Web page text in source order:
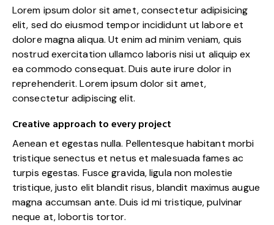
Lorem ipsum dolor sit amet, consectetur adipisicing
elit, sed do eiusmod tempor incididunt ut labore et
dolore magna aliqua. Ut enim ad minim veniam, quis
nostrud exercitation ullamco laboris nisi ut aliquip ex
ea commodo consequat. Duis aute irure dolor in
reprehenderit. Lorem ipsum dolor sit amet,
consectetur adipiscing elit.
Creative approach to every project
Aenean et egestas nulla. Pellentesque habitant morbi
tristique senectus et netus et malesuada fames ac
turpis egestas. Fusce gravida, ligula non molestie
tristique, justo elit blandit risus, blandit maximus augue
magna accumsan ante. Duis id mi tristique, pulvinar
neque at, lobortis tortor.